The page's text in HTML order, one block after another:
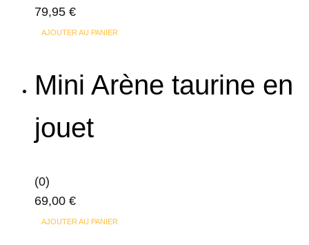
79,95 €
AJOUTER AU PANIER
Mini Arène taurine en
jouet
(0)
69,00 €
AJOUTER AU PANIER